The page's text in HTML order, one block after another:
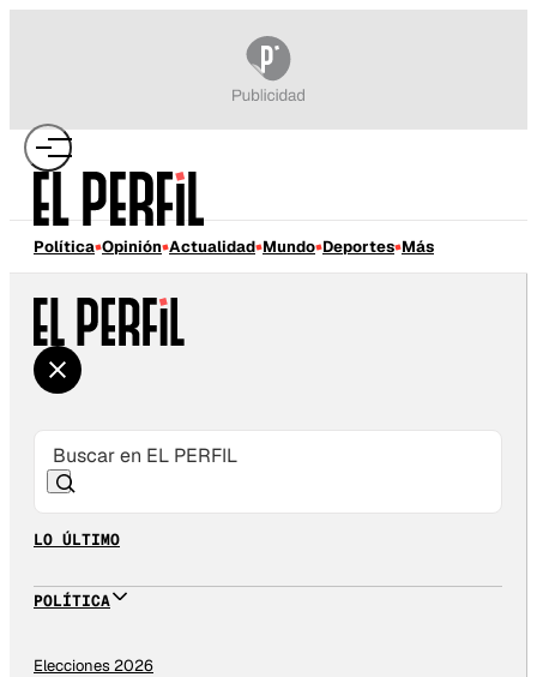
Política Opinión Actualidad Mundo Deportes Más
LO ÚLTIMO
POLÍTICA
Elecciones 2026